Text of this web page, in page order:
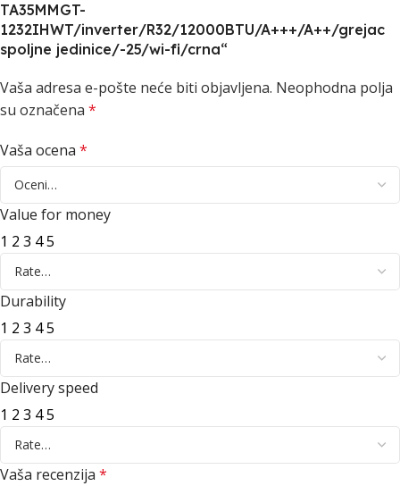
TA35MMGT-
1232IHWT/inverter/R32/12000BTU/A+++/A++/grejac
spoljne jedinice/-25/wi-fi/crna“
Vaša adresa e-pošte neće biti objavljena. Neophodna polja
su označena *
Vaša ocena *
Value for money
1 2 3 45
Durability
1 2 3 45
Delivery speed
1 2 3 45
Vaša recenzija *